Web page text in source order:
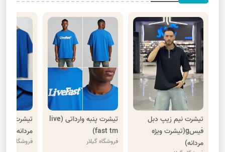
تیشرت نیم زیپ دبل
فیسg(تیشرت ویژه
مردانه)
تیشرت پنبه وارداتی (live
fast tm)
فروشگاه گیلار
تیشرت
مردانه(stwd)
فروشگاه گیلار